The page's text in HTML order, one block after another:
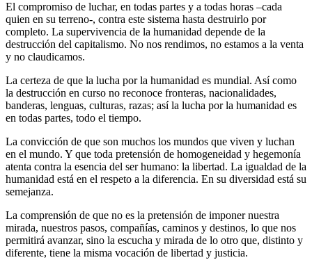
El compromiso de luchar, en todas partes y a todas horas –cada
quien en su terreno-, contra este sistema hasta destruirlo por
completo. La supervivencia de la humanidad depende de la
destrucción del capitalismo. No nos rendimos, no estamos a la venta
y no claudicamos.
La certeza de que la lucha por la humanidad es mundial. Así como
la destrucción en curso no reconoce fronteras, nacionalidades,
banderas, lenguas, culturas, razas; así la lucha por la humanidad es
en todas partes, todo el tiempo.
La convicción de que son muchos los mundos que viven y luchan
en el mundo. Y que toda pretensión de homogeneidad y hegemonía
atenta contra la esencia del ser humano: la libertad. La igualdad de la
humanidad está en el respeto a la diferencia. En su diversidad está su
semejanza.
La comprensión de que no es la pretensión de imponer nuestra
mirada, nuestros pasos, compañías, caminos y destinos, lo que nos
permitirá avanzar, sino la escucha y mirada de lo otro que, distinto y
diferente, tiene la misma vocación de libertad y justicia.